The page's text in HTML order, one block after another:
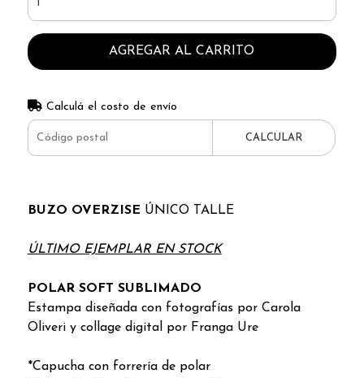
AGREGAR AL CARRITO
Calculá el costo de envío
CALCULAR
BUZO OVERZISE ÚNICO TALLE
ÚLTIMO EJEMPLAR EN STOCK
POLAR SOFT SUBLIMADO
Estampa diseñada con fotografías por Carola
Oliveri y collage digital por Franga Ure
*Capucha con forrería de polar